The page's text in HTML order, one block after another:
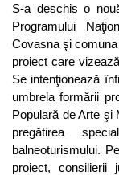
S-a deschis o
Programului
Covasna şi
proiect care
Se intenţionează
umbrela formării
Populară de Arte şi
pregătirea
balneoturismului.
proiect, consilierii